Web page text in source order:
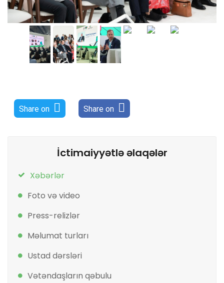
Share on Share on
İctimaiyyətlə əlaqələr
Xəbərlər
Foto və video
Press-relizlər
Məlumat turları
Ustad dərsləri
Vətəndaşların qəbulu